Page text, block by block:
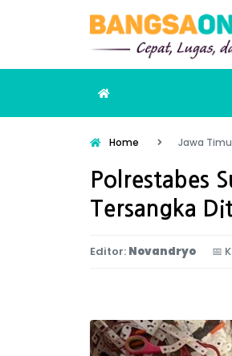
Home Jawa
Polrestabes
Tersangka
Editor: Novandryo 📅